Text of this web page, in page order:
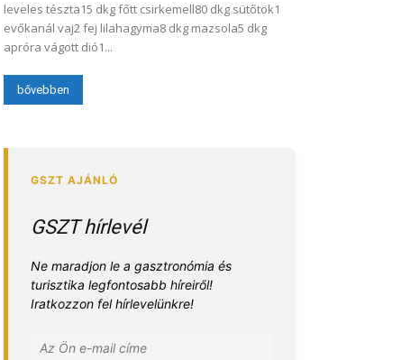
leveles tészta15 dkg főtt csirkemell80 dkg sütőtök1
evőkanál vaj2 fej lilahagyma8 dkg mazsola5 dkg
apróra vágott dió1...
bővebben
GSZT hírlevél
Ne maradjon le a gasztronómia és
turisztika legfontosabb híreiről!
Iratkozzon fel hírlevelünkre!